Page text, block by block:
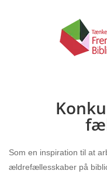
Som en inspiration til at
ældrefællesskaber på